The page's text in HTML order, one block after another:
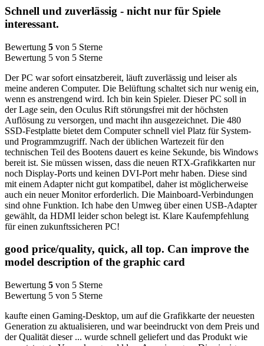
Schnell und zuverlässig - nicht nur für Spiele
interessant.
Bewertung 5 von 5 Sterne
Bewertung 5 von 5 Sterne
Der PC war sofort einsatzbereit, läuft zuverlässig und leiser als
meine anderen Computer. Die Belüftung schaltet sich nur wenig ein,
wenn es anstrengend wird. Ich bin kein Spieler. Dieser PC soll in
der Lage sein, den Oculus Rift störungsfrei mit der höchsten
Auflösung zu versorgen, und macht ihn ausgezeichnet. Die 480
SSD-Festplatte bietet dem Computer schnell viel Platz für System-
und Programmzugriff. Nach der üblichen Wartezeit für den
technischen Teil des Bootens dauert es keine Sekunde, bis Windows
bereit ist. Sie müssen wissen, dass die neuen RTX-Grafikkarten nur
noch Display-Ports und keinen DVI-Port mehr haben. Diese sind
mit einem Adapter nicht gut kompatibel, daher ist möglicherweise
auch ein neuer Monitor erforderlich. Die Mainboard-Verbindungen
sind ohne Funktion. Ich habe den Umweg über einen USB-Adapter
gewählt, da HDMI leider schon belegt ist. Klare Kaufempfehlung
für einen zukunftssicheren PC!
good price/quality, quick, all top. Can improve the
model description of the graphic card
Bewertung 5 von 5 Sterne
Bewertung 5 von 5 Sterne
kaufte einen Gaming-Desktop, um auf die Grafikkarte der neuesten
Generation zu aktualisieren, und war beeindruckt von dem Preis und
der Qualität dieser ... wurde schnell geliefert und das Produkt wie